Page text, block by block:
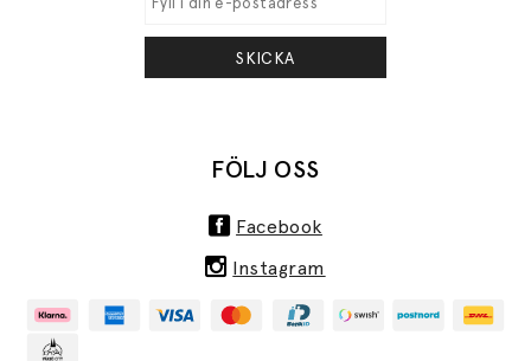
SKICKA
FÖLJ OSS
Facebook
Instagram